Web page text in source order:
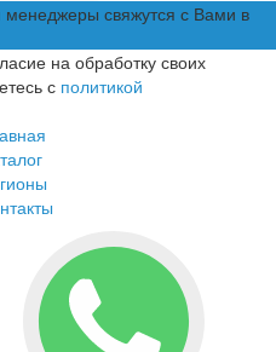
свяжутся с Вами в
на обработку своих
с политикой